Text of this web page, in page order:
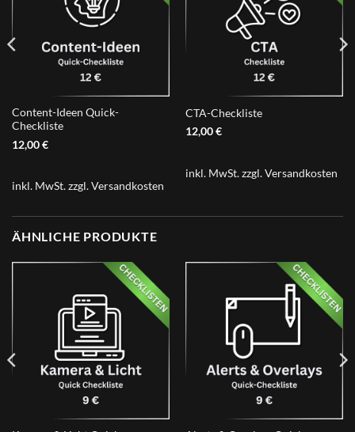
Content-Ideen Quick-
Checkliste
12,00€
inkl. MwSt.zzgl.Versandkosten
CTA-Checkliste
12,00€
inkl. MwSt.zzgl.Versandkosten
ÄHNLICHE PRODUKTE